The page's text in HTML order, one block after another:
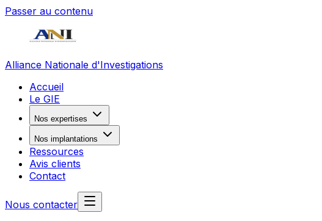
Passer au contenu
Alliance Nationale d'Investigations
Accueil
Le GIE
Nos expertises
Nos implantations
Ressources
Avis clients
Contact
Nous contacter